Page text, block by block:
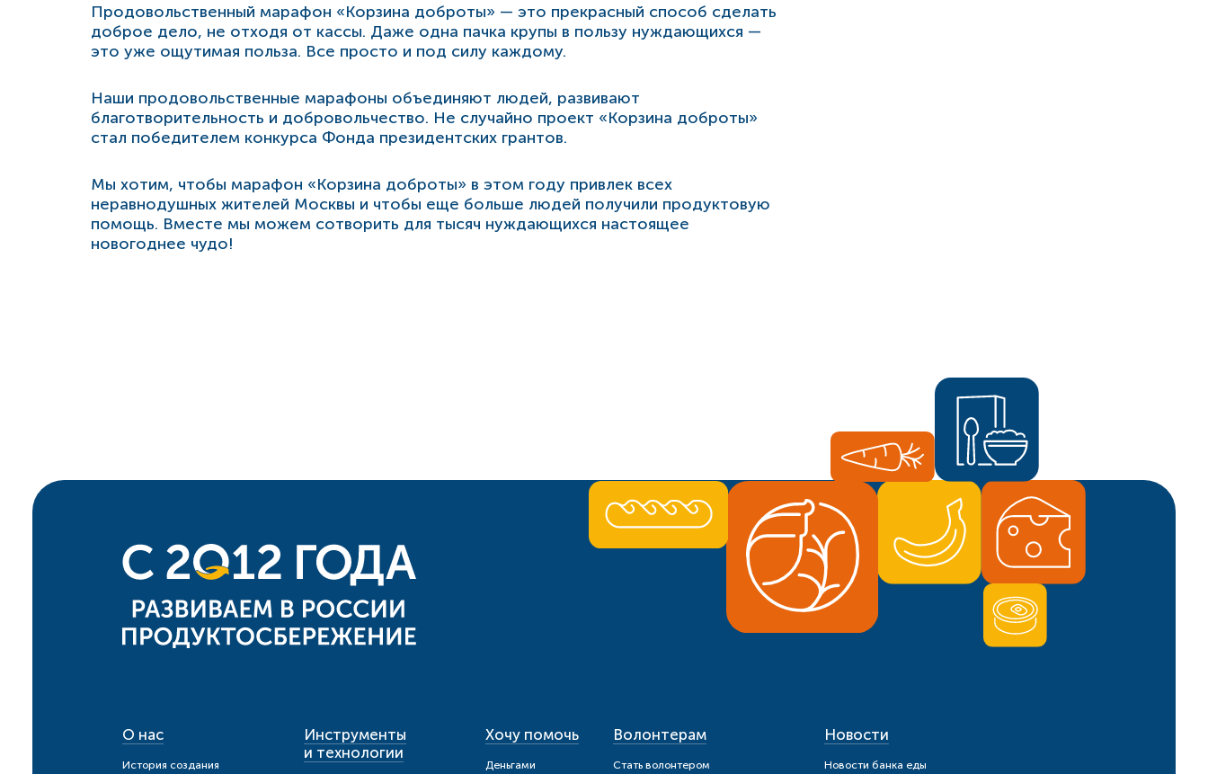
Продовольственный марафон «Корзина доброты» — это прекрасный способ сделать
доброе дело, не отходя от кассы. Даже одна пачка крупы в пользу нуждающихся —
это уже ощутимая польза. Все просто и под силу каждому.
Наши продовольственные марафоны объединяют людей, развивают
благотворительность и добровольчество. Не случайно проект «Корзина доброты»
стал победителем конкурса Фонда президентских грантов.
Мы хотим, чтобы марафон «Корзина доброты» в этом году привлек всех
неравнодушных жителей Москвы и чтобы еще больше людей получили продуктовую
помощь. Вместе мы можем сотворить для тысяч нуждающихся настоящее
новогоднее чудо!
О нас
История создания
Инструменты
и технологии
Хочу помочь
Деньгами
Волонтерам
Стать волонтером
Новости
Новости банка еды